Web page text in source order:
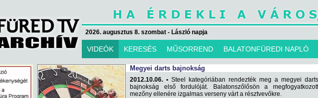
2026. augusztus 8. szombat - László napja
VIDEÓK KERESÉS MŰSORREND BALATONFÜREDI NAPLÓ
Megyei darts bajnokság
2012.10.06. • Steel kategóriában rendezték meg a megyei darts
bajnokság első fordulóját. Balatonszőlősön a megfogyatkozott
mezőny ellenére izgalmas verseny várt a résztvevőkre.